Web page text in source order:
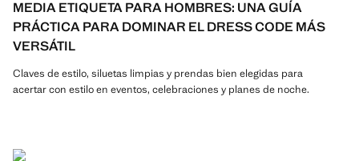
MEDIA ETIQUETA PARA HOMBRES: UNA GUÍA
PRÁCTICA PARA DOMINAR EL DRESS CODE MÁS
VERSÁTIL
Claves de estilo, siluetas limpias y prendas bien elegidas para
acertar con estilo en eventos, celebraciones y planes de noche.